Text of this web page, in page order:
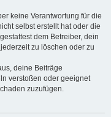
keine Verantwortung für die
selbst erstellt hat oder die
dem Betreiber, dein
zu löschen oder zu
deine Beiträge
verstoßen oder geeignet
zuzufügen.